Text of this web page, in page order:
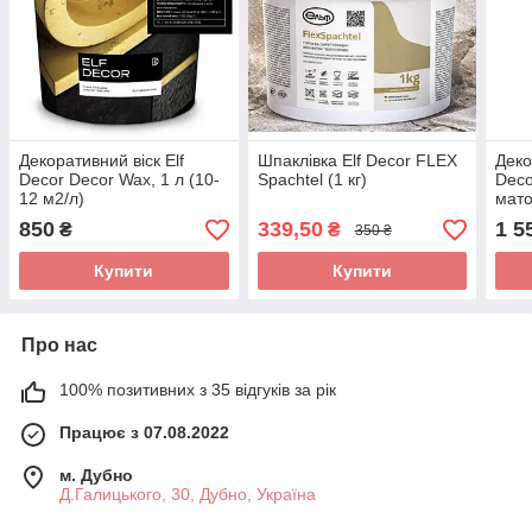
Декоративний віск Elf
Decor Decor Wax, 1 л (10-
12 м2/л)
850 ₴
Купити
Шпаклівка Elf Decor FLEX
Spachtel (1 кг)
339,50₴ 350 ₴
Купити
1
Про нас
100% позитивних з 35 відгуків за рік
Працює з 07.08.2022
м. Дубно
Д.Галицького, 30, Дубно, Україна